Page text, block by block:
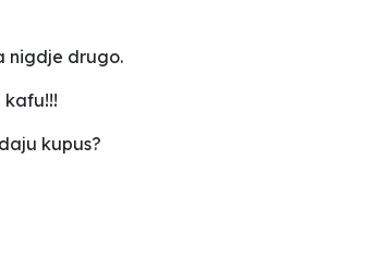
nigdje drugo.
kafu!!!
kupus?